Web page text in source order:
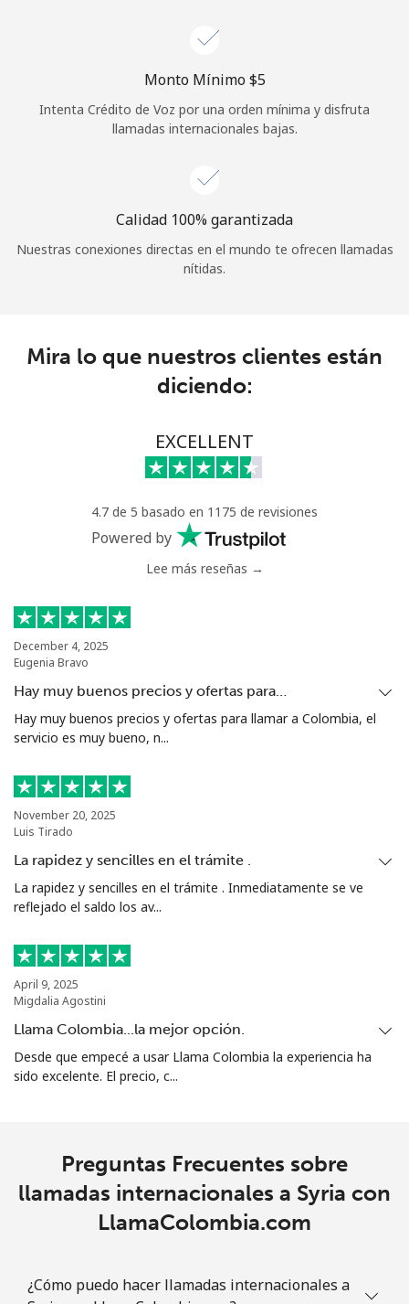
Monto Mínimo ⁦$5⁩
Intenta Crédito de Voz por una orden mínima y disfruta
llamadas internacionales bajas.
Calidad 100% garantizada
Nuestras conexiones directas en el mundo te ofrecen llamadas
nítidas.
Mira lo que nuestros clientes están
diciendo:
EXCELLENT
4.7 de 5 basado en 1175 de revisiones
Powered by
Lee más reseñas →
December 4, 2025
Eugenia Bravo
Hay muy buenos precios y ofertas para…
Hay muy buenos precios y ofertas para llamar a Colombia, el
servicio es muy bueno, n...
November 20, 2025
Luis Tirado
La rapidez y sencilles en el trámite .
La rapidez y sencilles en el trámite . Inmediatamente se ve
reflejado el saldo los av...
April 9, 2025
Migdalia Agostini
Llama Colombia...la mejor opción.
Desde que empecé a usar Llama Colombia la experiencia ha
sido excelente. El precio, c...
Preguntas Frecuentes sobre
llamadas internacionales a Syria con
LlamaColombia.com
¿Cómo puedo hacer llamadas internacionales a